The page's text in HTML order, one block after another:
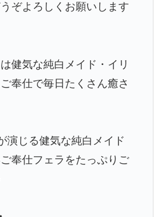
ぞよろしくお願いします
健気な純白メイド・イリ
奉仕で毎日たくさん癒さ
演じる健気な純白メイド
奉仕フェラをたっぷりご